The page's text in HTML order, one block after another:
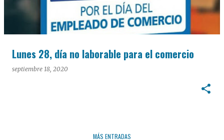
Lunes 28, día no laborable para el comercio
septiembre 18, 2020
MÁS ENTRADAS